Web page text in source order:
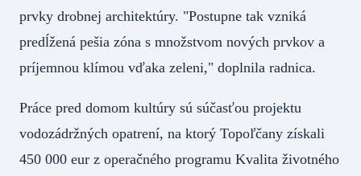
prvky drobnej architektúry. "Postupne tak vzniká
predĺžená pešia zóna s množstvom nových prvkov a
príjemnou klímou vďaka zeleni," doplnila radnica.
Práce pred domom kultúry sú súčasťou projektu
vodozádržných opatrení, na ktorý Topoľčany získali
450 000 eur z operačného programu Kvalita životného